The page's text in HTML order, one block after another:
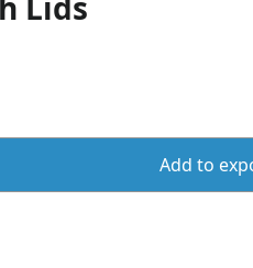
Add to